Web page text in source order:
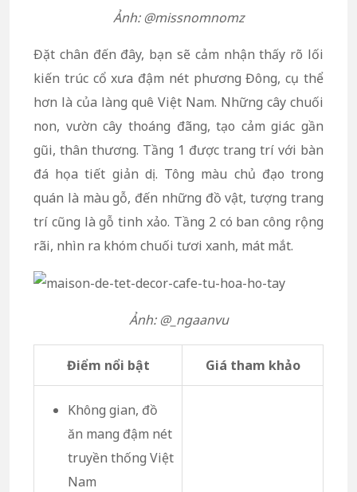
Ảnh: @missnomnomz
Đặt chân đến đây, bạn sẽ cảm nhận thấy rõ lối
kiến trúc cổ xưa đậm nét phương Đông, cụ thể
hơn là của làng quê Việt Nam. Những cây chuối
non, vườn cây thoáng đãng, tạo cảm giác gần
gũi, thân thương. Tầng 1 được trang trí với bàn
đá họa tiết giản dị. Tông màu chủ đạo trong
quán là màu gỗ, đến những đồ vật, tượng trang
trí cũng là gỗ tinh xảo. Tầng 2 có ban công rộng
rãi, nhìn ra khóm chuối tươi xanh, mát mắt.
Ảnh: @_ngaanvu
Điểm nổi bật Giá tham khảo
Không gian, đồ
ăn mang đậm nét
truyền thống Việt
Nam